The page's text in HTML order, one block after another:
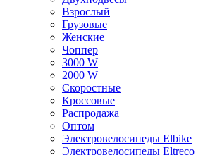
Взрослый
Грузовые
Женские
Чоппер
3000 W
2000 W
Скоростные
Кроссовые
Распродажа
Оптом
Электровелосипеды Elbike
Электровелосипеды Eltreco